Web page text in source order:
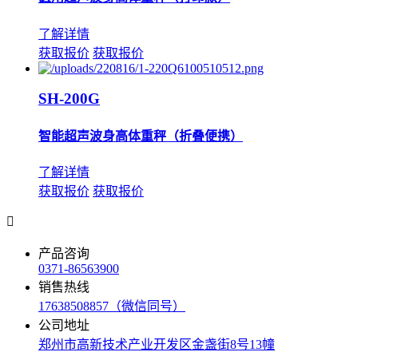
了解详情
获取报价 获取报价
SH-200G
智能超声波身高体重秤（折叠便携）
了解详情
获取报价 获取报价

产品咨询
0371-86563900
销售热线
17638508857（微信同号）
公司地址
郑州市高新技术产业开发区金盏街8号13幢